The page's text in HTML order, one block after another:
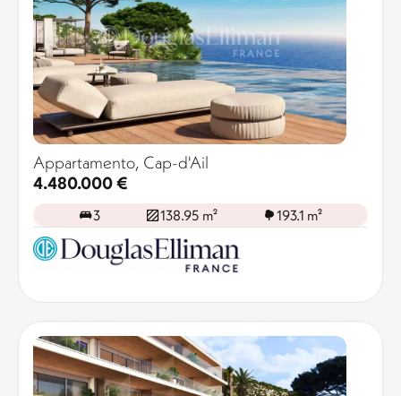
Appartamento, Cap-d'Ail
4.480.000 €
3 138.95 m² 193.1 m²